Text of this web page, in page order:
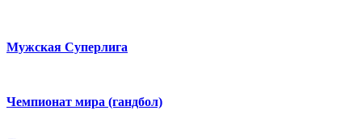
Мужская Суперлига
Чемпионат мира (гандбол)